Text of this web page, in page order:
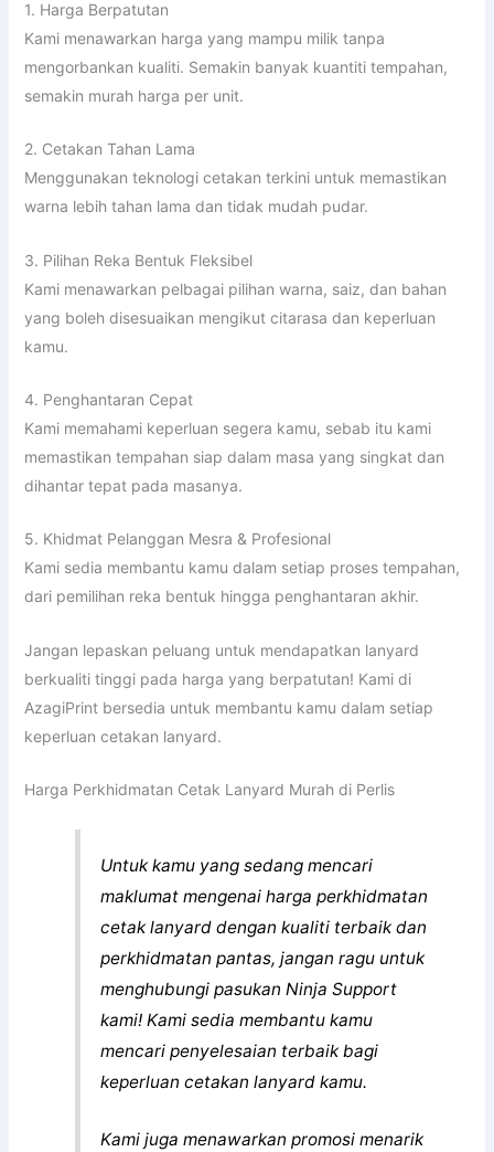
1. Harga Berpatutan
Kami menawarkan harga yang mampu milik tanpa
mengorbankan kualiti. Semakin banyak kuantiti tempahan,
semakin murah harga per unit.
2. Cetakan Tahan Lama
Menggunakan teknologi cetakan terkini untuk memastikan
warna lebih tahan lama dan tidak mudah pudar.
3. Pilihan Reka Bentuk Fleksibel
Kami menawarkan pelbagai pilihan warna, saiz, dan bahan
yang boleh disesuaikan mengikut citarasa dan keperluan
kamu.
4. Penghantaran Cepat
Kami memahami keperluan segera kamu, sebab itu kami
memastikan tempahan siap dalam masa yang singkat dan
dihantar tepat pada masanya.
5. Khidmat Pelanggan Mesra & Profesional
Kami sedia membantu kamu dalam setiap proses tempahan,
dari pemilihan reka bentuk hingga penghantaran akhir.
Jangan lepaskan peluang untuk mendapatkan lanyard
berkualiti tinggi pada harga yang berpatutan! Kami di
AzagiPrint bersedia untuk membantu kamu dalam setiap
keperluan cetakan lanyard.
Harga Perkhidmatan Cetak Lanyard Murah di Perlis
Untuk kamu yang sedang mencari
maklumat mengenai harga perkhidmatan
cetak lanyard dengan kualiti terbaik dan
perkhidmatan pantas, jangan ragu untuk
menghubungi pasukan Ninja Support
kami! Kami sedia membantu kamu
mencari penyelesaian terbaik bagi
keperluan cetakan lanyard kamu.
Kami juga menawarkan promosi menarik